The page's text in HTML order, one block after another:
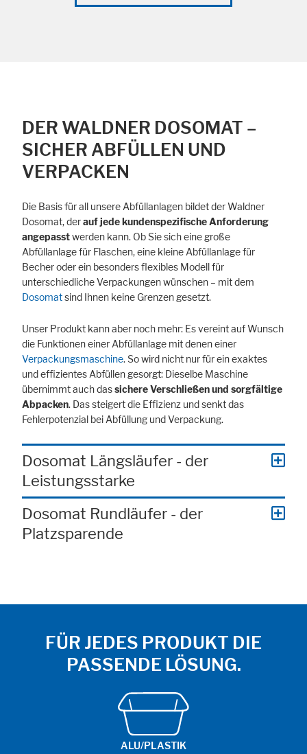
DER WALDNER DOSOMAT –
SICHER ABFÜLLEN UND
VERPACKEN
Die Basis für all unsere Abfüllanlagen bildet der Waldner
Dosomat, derauf jede kundenspezifische Anforderung
angepasstwerden kann. Ob Sie sich eine große
Abfüllanlage für Flaschen, eine kleine Abfüllanlage für
Becher oder ein besonders flexibles Modell für
unterschiedliche Verpackungen wünschen – mit dem
Dosomatsind Ihnen keine Grenzen gesetzt.
Unser Produkt kann aber noch mehr: Es vereint auf Wunsch
die Funktionen einer Abfüllanlage mit denen einer
Verpackungsmaschine. So wird nicht nur für ein exaktes
und effizientes Abfüllen gesorgt: Dieselbe Maschine
übernimmt auch dassichere Verschließen und sorgfältige
Abpacken. Das steigert die Effizienz und senkt das
Fehlerpotenzial bei Abfüllung und Verpackung.
Dosomat Längsläufer - der
Leistungsstarke
Dosomat Rundläufer - der
Platzsparende
FÜR JEDES PRODUKT DIE
PASSENDE LÖSUNG.
ALU/PLASTIK